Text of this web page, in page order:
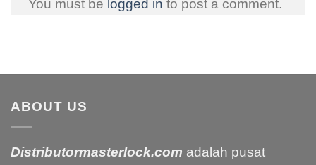
You must be logged in to post a comment.
ABOUT US
Distributormasterlock.com adalah pusat